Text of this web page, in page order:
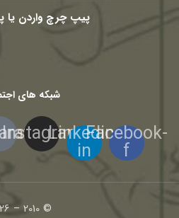
پیپ چرچ واردن یا
شبکه های
Facebook-
f
Linkedin-
in
Instagram
© 2010 – 2026